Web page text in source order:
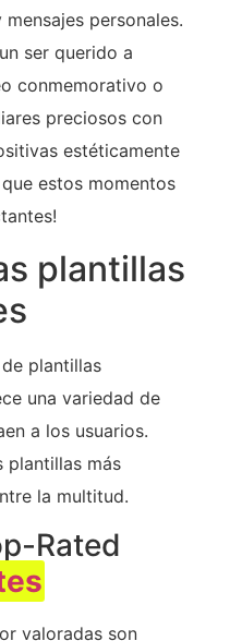
personales.
ser querido a
conmemorativo o
preciosos con
estéticamente
que estos momentos
plantillas
plantillas
una variedad de
a los usuarios.
plantillas más
la multitud.
Rated
valoradas son